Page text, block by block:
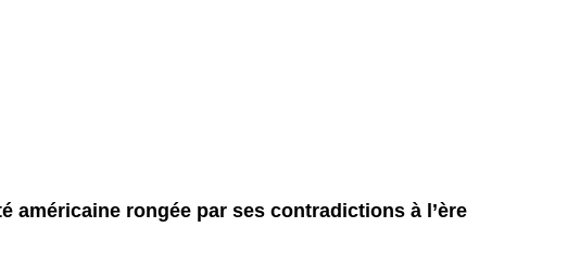
américaine rongée par ses contradictions à l’ère